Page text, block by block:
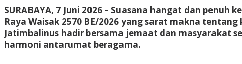
SURABAYA, 7 Juni 2026 – Suasana hangat dan penuh
Raya Waisak 2570 BE/2026 yang sarat makna
Jatimbalinus hadir bersama jemaat dan masyarakat
harmoni antarumat beragama.